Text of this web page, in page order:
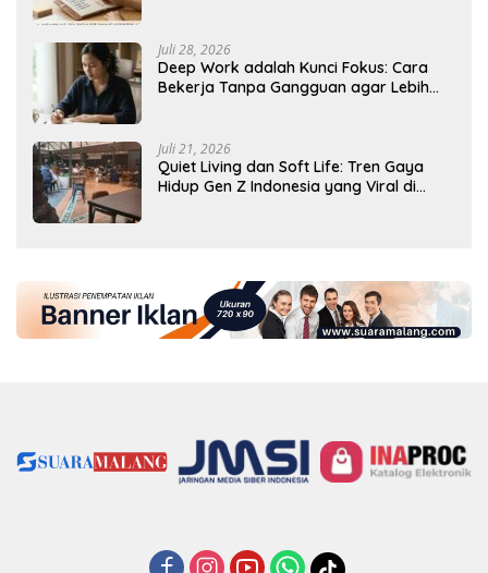
Juli 28, 2026
Deep Work adalah Kunci Fokus: Cara
Bekerja Tanpa Gangguan agar Lebih
Juli 21, 2026
Quiet Living dan Soft Life: Tren Gaya
Hidup Gen Z Indonesia yang Viral di